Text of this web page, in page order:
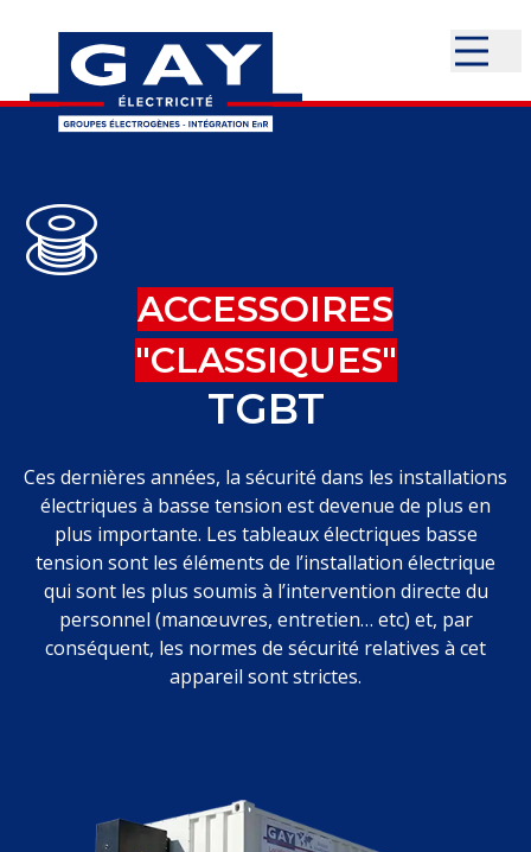
ACCESSOIRES
"CLASSIQUES"
TGBT
Ces dernières années, la sécurité dans les installations
électriques à basse tension est devenue de plus en
plus importante. Les tableaux électriques basse
tension sont les éléments de l’installation électrique
qui sont les plus soumis à l’intervention directe du
personnel (manœuvres, entretien… etc) et, par
conséquent, les normes de sécurité relatives à cet
appareil sont strictes.